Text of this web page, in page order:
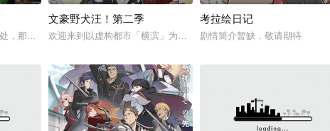
！
，那一片禁止入内的区域里，存在着被口口相传为“窥之生厄、亵之招祟”的“不
文豪野犬汪！第二季
欢迎来到以虚构都市「横滨」为舞台，一众如同疯跑乱咬、四处乱窜
考拉绘日记
剧情简介暂缺，敬请期待